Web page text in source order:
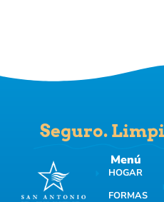
Seguro.
Menú
HOGAR
FORMAS